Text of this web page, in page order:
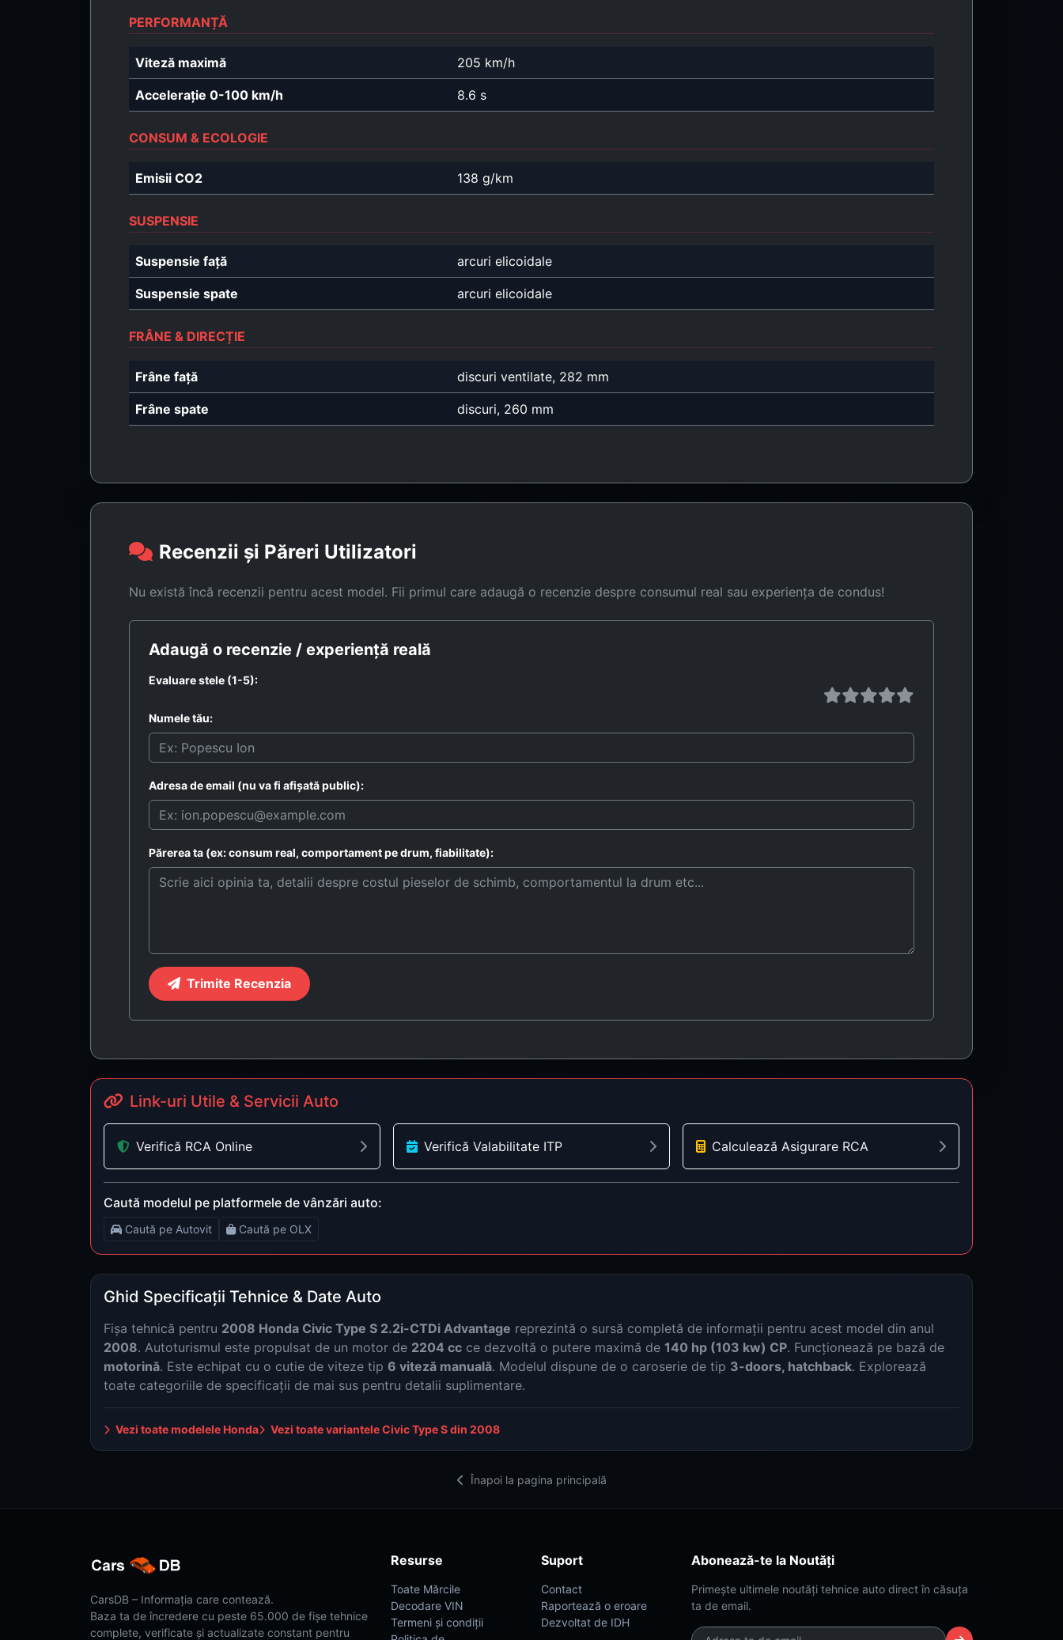
PERFORMANȚĂ
Viteză maximă 205 km/h
Accelerație 0-100 km/h 8.6 s
CONSUM & ECOLOGIE
Emisii CO2 138 g/km
SUSPENSIE
Suspensie față arcuri elicoidale
Suspensie spate arcuri elicoidale
FRÂNE & DIRECȚIE
Frâne față discuri ventilate, 282 mm
Frâne spate discuri, 260 mm
Recenzii și Păreri Utilizatori
Nu există încă recenzii pentru acest model. Fii primul care adaugă o recenzie despre consumul real sau experiența de condus!
Adaugă o recenzie / experiență reală
Evaluare stele (1-5):
Numele tău:
Adresa de email (nu va fi afișată public):
Părerea ta (ex: consum real, comportament pe drum, fiabilitate):
Trimite Recenzia
Link-uri Utile & Servicii Auto
Verifică RCA Online Verifică Valabilitate ITP Calculează Asigurare RCA
Caută modelul pe platformele de vânzări auto:
Caută pe Autovit Caută pe OLX
Ghid Specificații Tehnice & Date Auto
Fișa tehnică pentru 2008 Honda Civic Type S 2.2i-CTDi Advantage reprezintă o sursă completă de informații pentru acest model din anul
2008. Autoturismul este propulsat de un motor de 2204 cc ce dezvoltă o putere maximă de 140 hp (103 kw) CP. Funcționează pe bază de
motorină. Este echipat cu o cutie de viteze tip 6 viteză manuală. Modelul dispune de o caroserie de tip 3-doors, hatchback. Explorează
toate categoriile de specificații de mai sus pentru detalii suplimentare.
Vezi toate modelele Honda Vezi toate variantele Civic Type S din 2008
Înapoi la pagina principală
CarsDB – Informația care contează.
Baza ta de încredere cu peste 65.000 de fișe tehnice
complete, verificate și actualizate constant pentru
Resurse
Toate Mărcile
Decodare VIN
Termeni și condiții
Suport
Contact
Raportează o eroare
Dezvoltat de IDH
Abonează-te la Noutăți
Primește ultimele noutăți tehnice auto direct în căsuța
ta de email.